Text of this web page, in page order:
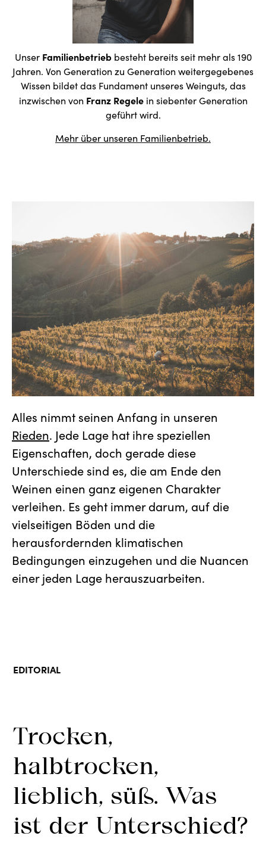
Unser Familienbetriebbesteht bereits seit mehr als 190
Jahren. Von Generation zu Generation weitergegebenes
Wissen bildet das Fundament unseres Weinguts, das
inzwischen von Franz Regelein siebenter Generation
geführt wird.
Mehr über unseren Familienbetrieb.
Alles nimmt seinen Anfang in unseren
Rieden. Jede Lage hat ihre speziellen
Eigenschaften, doch gerade diese
Unterschiede sind es, die am Ende den
Weinen einen ganz eigenen Charakter
verleihen. Es geht immer darum, auf die
vielseitigen Böden und die
herausfordernden klimatischen
Bedingungen einzugehen und die Nuancen
einer jeden Lage herauszuarbeiten.
EDITORIAL
Trocken,
halbtrocken,
lieblich, süß. Was
ist der Unterschied?